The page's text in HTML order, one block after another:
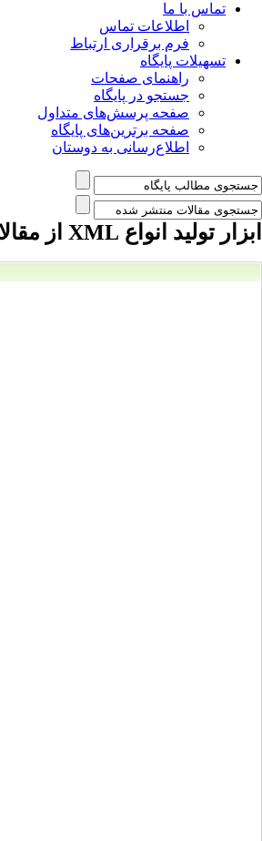
تماس با ما
اطلاعات تماس
فرم برقراری ارتباط
تسهیلات پایگاه
راهنمای صفحات
جستجو در پایگاه
صفحه پرسش‌های متداول
صفحه برترین‌های پایگاه
اطلاع‌رسانی به دوستان
ابزار تولید انواع XML از مقالات